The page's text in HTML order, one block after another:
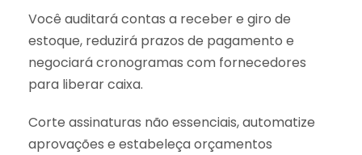
Você auditará contas a receber e giro de
estoque, reduzirá prazos de pagamento e
negociará cronogramas com fornecedores
para liberar caixa.
Corte assinaturas não essenciais, automatize
aprovações e estabeleça orçamentos